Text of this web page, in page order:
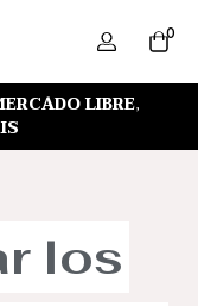
0
LIBRE,
los